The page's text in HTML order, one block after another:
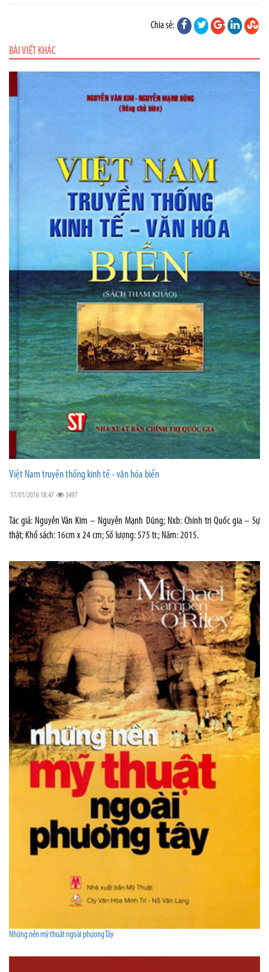
Chia sẻ:
BÀI VIẾT KHÁC
Việt Nam truyền thống kinh tế - văn hóa biển
17/01/2016 18:47 3497
Tác giả: Nguyễn Văn Kim – Nguyễn Mạnh Dũng; Nxb: Chính trị Quốc gia – Sự
thật; Khổ sách: 16cm x 24 cm; Số lượng: 575 tr.; Năm: 2015.
Những nền mỹ thuật ngoài phương Tây